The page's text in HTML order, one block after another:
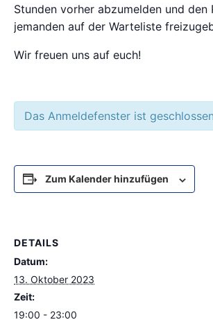
Stunden vorher abzumelden und den
jemanden auf der Warteliste
Wir freuen uns auf euch!
Das Anmeldefenster ist
Zum Kalender hinzufügen
DETAILS
Datum:
13. Oktober 2023
Zeit:
19:00 - 23:00